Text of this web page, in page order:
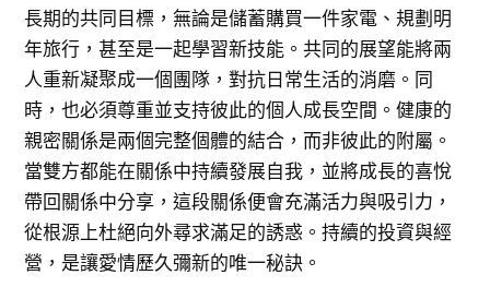
長期的共同目標，無論是儲蓄購買一件家電、規劃明
年旅行，甚至是一起學習新技能。共同的展望能將兩
人重新凝聚成一個團隊，對抗日常生活的消磨。同
時，也必須尊重並支持彼此的個人成長空間。健康的
親密關係是兩個完整個體的結合，而非彼此的附屬。
當雙方都能在關係中持續發展自我，並將成長的喜悅
帶回關係中分享，這段關係便會充滿活力與吸引力，
從根源上杜絕向外尋求滿足的誘惑。持續的投資與經
營，是讓愛情歷久彌新的唯一秘訣。